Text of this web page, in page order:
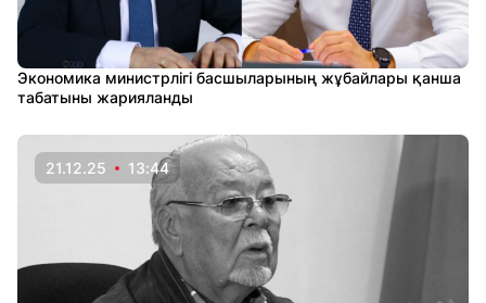
Экономика министрлігі басшыларының жұбайлары қанша
табатыны жарияланды
21.12.25 13:44